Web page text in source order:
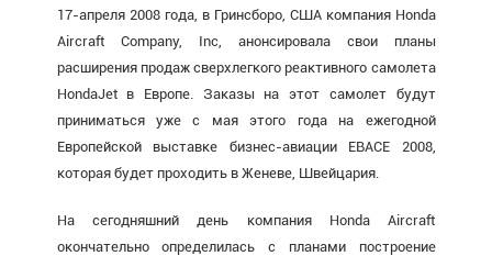
17-апреля 2008 года, в Гринсборо, США компания Honda
Aircraft Company, Inc, анонсировала свои планы
расширения продаж сверхлегкого реактивного самолета
HondaJet в Европе. Заказы на этот самолет будут
приниматься уже с мая этого года на ежегодной
Европейской выставке бизнес-авиации EBACE 2008,
которая будет проходить в Женеве, Швейцария.
На сегодняшний день компания Honda Aircraft
окончательно определилась с планами построение